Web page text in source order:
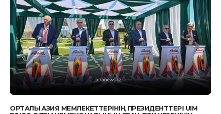
ОРТАЛЫҚ АЗИЯ МЕМЛЕКЕТТЕРІНІҢ ПРЕЗИДЕНТТЕРІ UIM